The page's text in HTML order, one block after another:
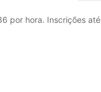
por hora. Inscrições até